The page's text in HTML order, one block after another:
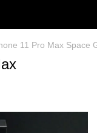
11 Pro Max Space